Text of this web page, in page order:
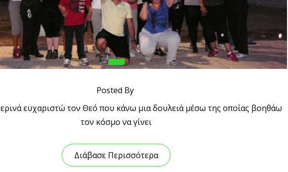
Posted By
ευχαριστώ τον Θεό που κάνω μια δουλειά μέσω της οποίας βοηθάω
τον κόσμο να γίνει
Διάβασε Περισσότερα